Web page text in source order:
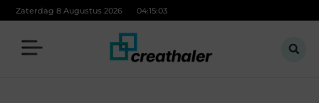
Zaterdag 8 Augustus 2026 04:15:04